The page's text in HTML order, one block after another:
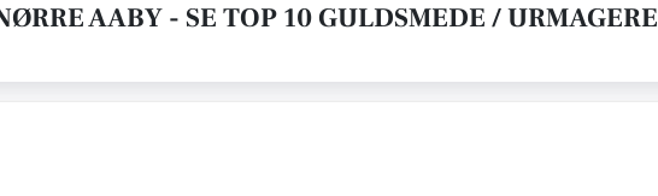
AABY - SE TOP 10 GULDSMEDE / URMAGERE